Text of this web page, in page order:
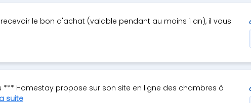
le bon d'achat (valable pendant au moins 1 an), il vous
Homestay propose sur son site en ligne des chambres à
suite